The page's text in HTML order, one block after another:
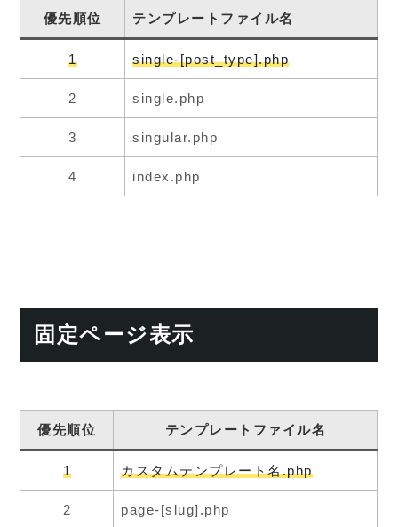
優先順位 テンプレートファイル名
1 single-[post_type].php
2 single.php
3 singular.php
4 index.php
固定ページ表示
優先順位 テンプレートファイル名
1 カスタムテンプレート名.php
2 page-[slug].php